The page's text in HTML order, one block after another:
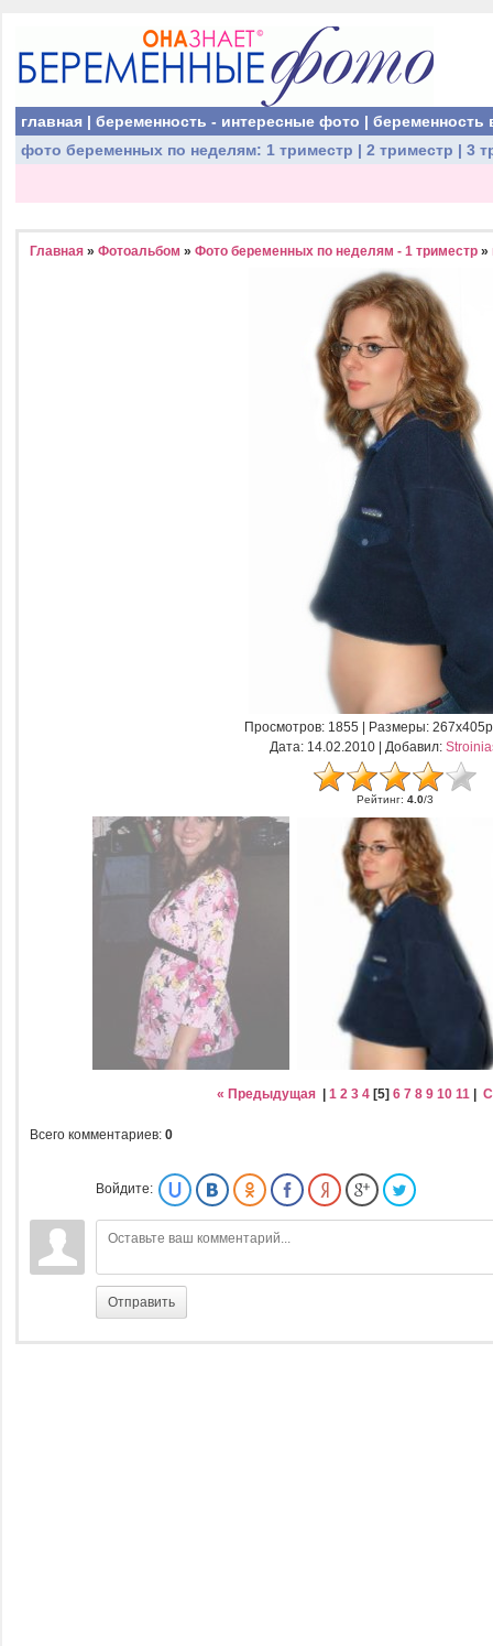
главная | беременность - интересные фото | беременность
фото беременных по неделям: 1 триместр | 2 триместр | 3
Главная » Фотоальбом » Фото беременных по неделям - 1 триместр »
Просмотров: 1855 | Размеры:
Дата: 14.02.2010 | Добавил:
Рейтинг: 4.0/3
« Предыдущая| 1 2 3 4[5] 6 7 8 9 10 11|
Всего комментариев: 0
Войдите:
Отправить